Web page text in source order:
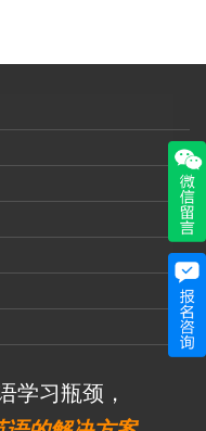
学习瓶颈，